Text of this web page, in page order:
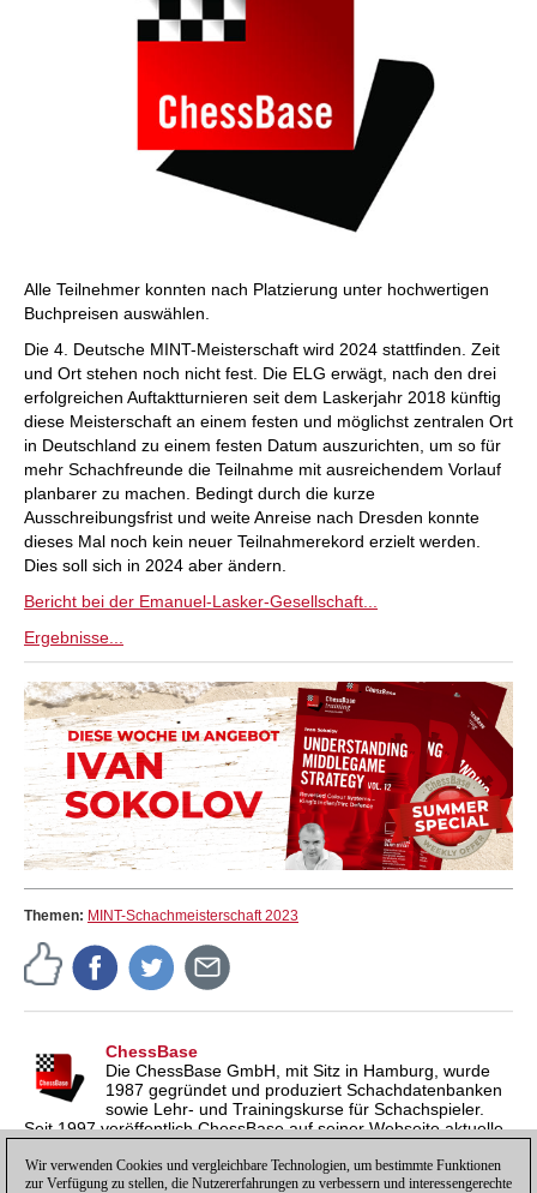
Alle Teilnehmer konnten nach Platzierung unter hochwertigen
Buchpreisen auswählen.
Die 4. Deutsche MINT-Meisterschaft wird 2024 stattfinden. Zeit
und Ort stehen noch nicht fest. Die ELG erwägt, nach den drei
erfolgreichen Auftaktturnieren seit dem Laskerjahr 2018 künftig
diese Meisterschaft an einem festen und möglichst zentralen Ort
in Deutschland zu einem festen Datum auszurichten, um so für
mehr Schachfreunde die Teilnahme mit ausreichendem Vorlauf
planbarer zu machen. Bedingt durch die kurze
Ausschreibungsfrist und weite Anreise nach Dresden konnte
dieses Mal noch kein neuer Teilnahmerekord erzielt werden.
Dies soll sich in 2024 aber ändern.
Bericht bei der Emanuel-Lasker-Gesellschaft...
Ergebnisse...
Themen: MINT-Schachmeisterschaft 2023
ChessBase
Die ChessBase GmbH, mit Sitz in Hamburg, wurde
1987 gegründet und produziert Schachdatenbanken
sowie Lehr- und Trainingskurse für Schachspieler.
Seit 1997 veröffentlich ChessBase auf seiner Webseite aktuelle
inzwischen in vier Sprachen und gilt weltweit als wichtigste
Schachnachrichtenseite.
Wir verwenden Cookies und vergleichbare Technologien, um bestimmte Funktionen
zur Verfügung zu stellen, die Nutzererfahrungen zu verbessern und interessengerechte